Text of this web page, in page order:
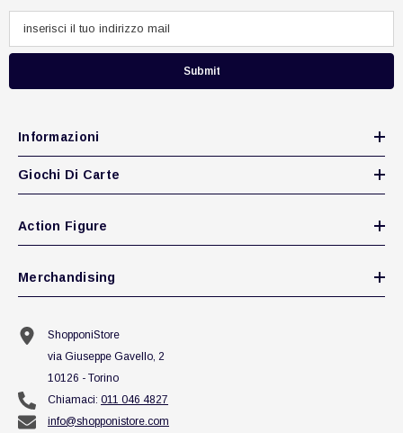
Submit
Informazioni
Giochi Di Carte
Action Figure
Merchandising
ShopponiStore
via Giuseppe Gavello, 2
10126 - Torino
Chiamaci: 011 046 4827
info@shopponistore.com